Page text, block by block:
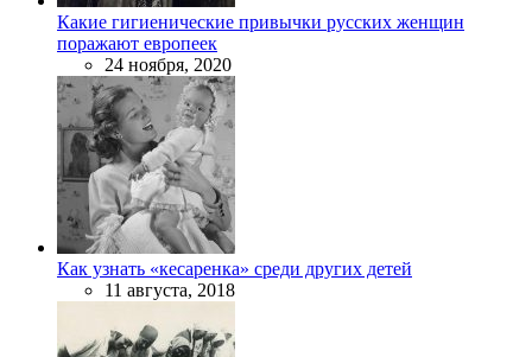
Какие гигиенические привычки русских женщин
поражают европеек
24 ноября, 2020
Как узнать «кесаренка» среди других детей
11 августа, 2018